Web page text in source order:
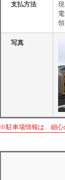
支払方法
写真
※駐車場情報は、細心